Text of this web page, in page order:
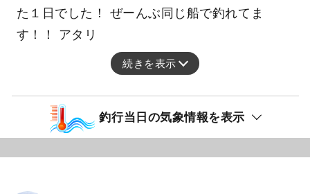
た１日でした！ ぜーんぶ同じ船で釣れてま
す！！ アタリ
続きを表示
釣行当日の気象情報を表示